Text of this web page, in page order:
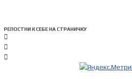
РЕПОСТНИ К СЕБЕ НА СТРАНИЧКУ